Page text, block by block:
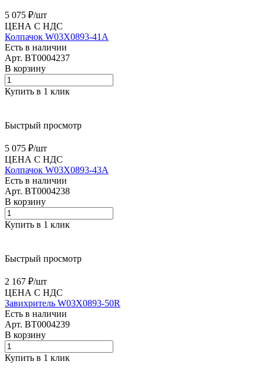
5 075 ₽/шт
ЦЕНА С НДС
Колпачок W03X0893-41A
Есть в наличии
Арт. BT0004237
В корзину
Купить в 1 клик
Быстрый просмотр
5 075 ₽/шт
ЦЕНА С НДС
Колпачок W03X0893-43A
Есть в наличии
Арт. BT0004238
В корзину
Купить в 1 клик
Быстрый просмотр
2 167 ₽/шт
ЦЕНА С НДС
Завихритель W03X0893-50R
Есть в наличии
Арт. BT0004239
В корзину
Купить в 1 клик